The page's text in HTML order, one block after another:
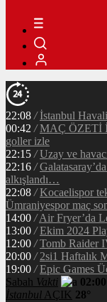
22:08 / İstanbul
00:42 / MAÇ ÖZETİ
goller izle
22:15 / Uzay ve
22:16 /
alkışlandı…
22:08 / Kocaelispor
Ümraniyespor maç
14:00 / Air Fryer’da
13:00 / Ekim 2024
12:00 / Tomb Raider
20:00 / 2si1 Haftalık
19:00 / Epic Games
Sabah Vakti
02:00
İstanbul AÇIK 28°